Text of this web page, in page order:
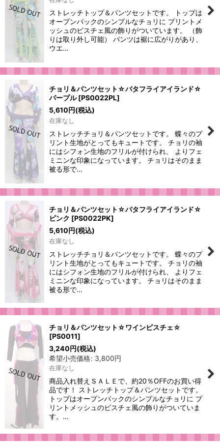
ストレッチトップ＆パンツセットです。 トップは
オープンバックのシンプルなチョリに プリントメ
ッシュのビスチェ風の飾りがついています。 （飾
りは取り外し可能） パンツは裾に広がりがあり、
ウエ…
チョリ＆パンツセット☆バタフライアイランド☆
パープル [PS0022PL]
5,610円(税込)
在庫なし
ストレッチチョリ＆パンツセットです。 蝶々のプ
リント生地がとってもキュートです。 チョリの袖
にはシフォン生地のフリルが付けられ、 よりフェ
ミニンな印象になっています。 チョリはそのまま
被る形で…
チョリ＆パンツセット☆バタフライアイランド☆
ピンク [PS0022PK]
5,610円(税込)
在庫なし
ストレッチチョリ＆パンツセットです。 蝶々のプ
リント生地がとってもキュートです。 チョリの袖
にはシフォン生地のフリルが付けられ、 よりフェ
ミニンな印象になっています。 チョリはそのまま
被る形で…
チョリ＆パンツセット☆ワインビスチェ☆
[PS0011]
3,240円(税込)
希望小売価格: 3,800円
在庫なし
商品入れ替えＳＡＬＥで、約20％OFFのお買い得
品です！ ストレッチトップ＆パンツセットです。
トップはオープンバックのシンプルなチョリに プ
リントメッシュのビスチェ風の飾りがついていま
す。…